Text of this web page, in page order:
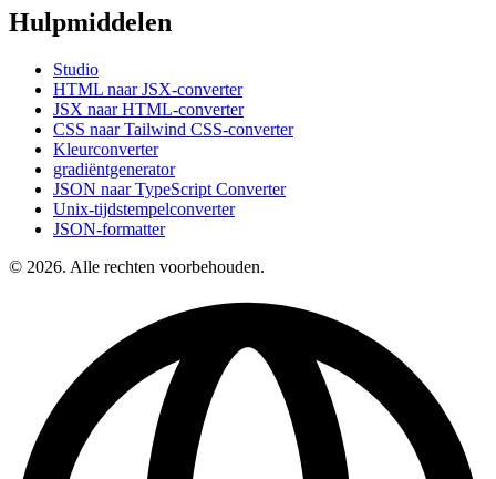
Hulpmiddelen
Studio
HTML naar JSX-converter
JSX naar HTML-converter
CSS naar Tailwind CSS-converter
Kleurconverter
gradiëntgenerator
JSON naar TypeScript Converter
Unix-tijdstempelconverter
JSON-formatter
© 2026. Alle rechten voorbehouden.